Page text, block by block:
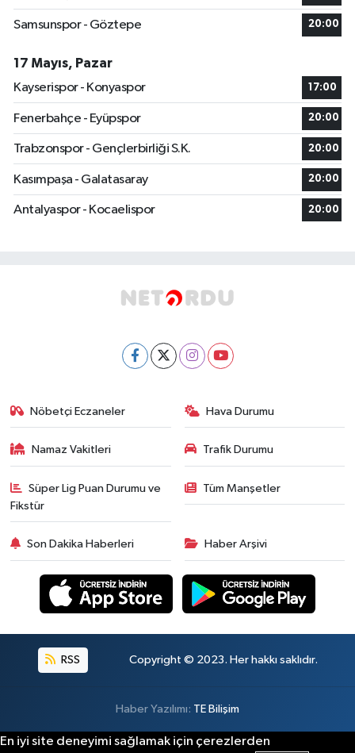
Samsunspor - Göztepe 20:00
17 Mayıs, Pazar
Kayserispor - Konyaspor
17:00
Fenerbahçe - Eyüpspor 20:00
Trabzonspor - Gençlerbirliği S.K. 20:00
Kasımpaşa - Galatasaray 20:00
Antalyaspor - Kocaelispor 20:00
Nöbetçi Eczaneler Hava Durumu
Namaz Vakitleri Trafik Durumu
Süper Lig Puan Durumu ve
Fikstür
Tüm Manşetler
Son Dakika Haberleri Haber Arşivi
RSS Copyright © 2023. Her hakkı saklıdır.
Haber Yazılımı: TE Bilişim
En iyi site deneyimi sağlamak için çerezlerden